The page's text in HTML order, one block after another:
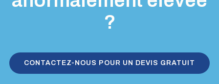
?
CONTACTEZ-NOUS POUR UN DEVIS GRATUIT